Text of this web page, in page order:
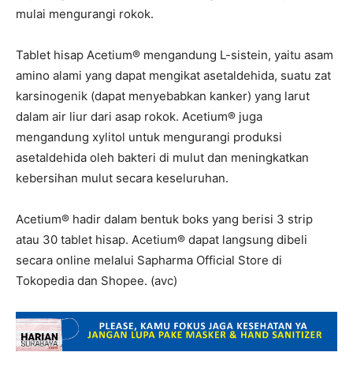
mulai mengurangi rokok.
Tablet hisap Acetium® mengandung L-sistein, yaitu asam
amino alami yang dapat mengikat asetaldehida, suatu zat
karsinogenik (dapat menyebabkan kanker) yang larut
dalam air liur dari asap rokok. Acetium® juga
mengandung xylitol untuk mengurangi produksi
asetaldehida oleh bakteri di mulut dan meningkatkan
kebersihan mulut secara keseluruhan.
Acetium® hadir dalam bentuk boks yang berisi 3 strip
atau 30 tablet hisap. Acetium® dapat langsung dibeli
secara online melalui Sapharma Official Store di
Tokopedia dan Shopee. (avc)